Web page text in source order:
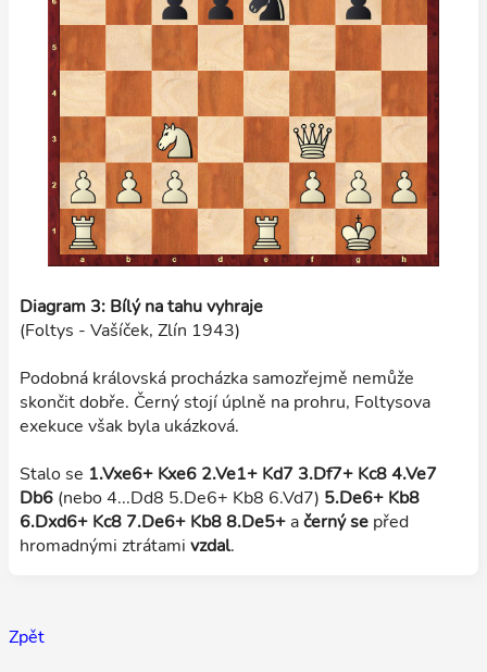
Diagram 3: Bílý na tahu vyhraje
(Foltys - Vašíček, Zlín 1943)
Podobná královská procházka samozřejmě nemůže
skončit dobře. Černý stojí úplně na prohru, Foltysova
exekuce však byla ukázková.
Stalo se 1.Vxe6+ Kxe6 2.Ve1+ Kd7 3.Df7+ Kc8 4.Ve7
Db6 (nebo 4...Dd8 5.De6+ Kb8 6.Vd7) 5.De6+ Kb8
6.Dxd6+ Kc8 7.De6+ Kb8 8.De5+ačerný se před
hromadnými ztrátami vzdal.
Zpět